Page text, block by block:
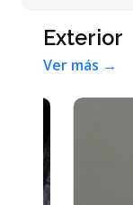
Exterior
Ver más →